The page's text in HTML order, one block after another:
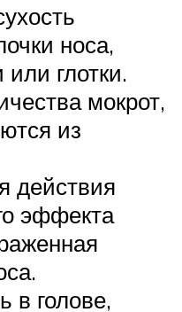
носа,
глотки.
мокрот,
из
действия
эффекта
в голове,